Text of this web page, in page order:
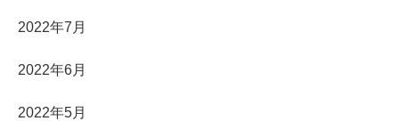
2022年7月
2022年6月
2022年5月